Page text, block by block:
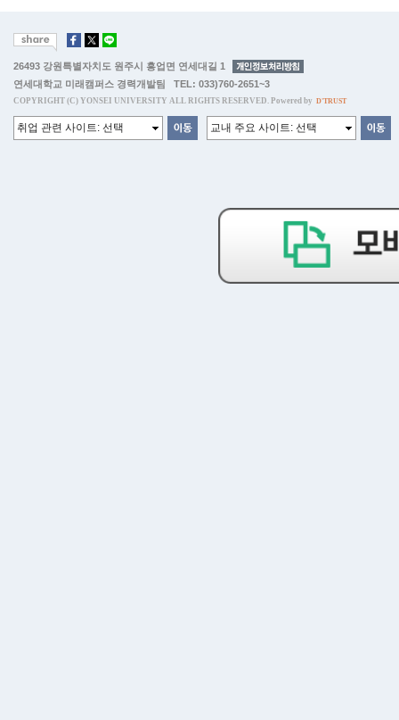
26493 강원특별자치도 원주시 흥업면 연세대길 1
연세대학교 미래캠퍼스 경력개발팀 TEL: 033)760-2651~3
COPYRIGHT (C) YONSEI UNIVERSITY ALL RIGHTS RESERVED. Powered by D'TRUST